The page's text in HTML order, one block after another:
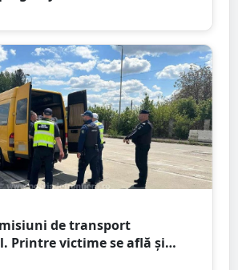
Odiseea
de transport
Printre victime se află și
Satu Mare